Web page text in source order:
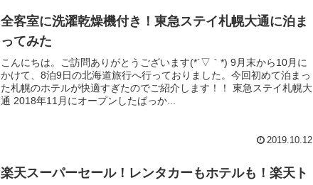
全客室に洗濯乾燥機付き！東急ステイ札幌大通に泊ま
ってみた
こんにちは。ご訪問ありがとうございます(*´▽｀*) 9月末から10月に
かけて、8泊9日の北海道旅行へ行っておりました。今回初めて泊まっ
た札幌のホテルが快適すぎたのでご紹介します！！ 東急ステイ札幌大
通 2018年11月にオープンしたばっか...
2019.10.12
楽天スーパーセール！レンタカーもホテルも！楽天ト